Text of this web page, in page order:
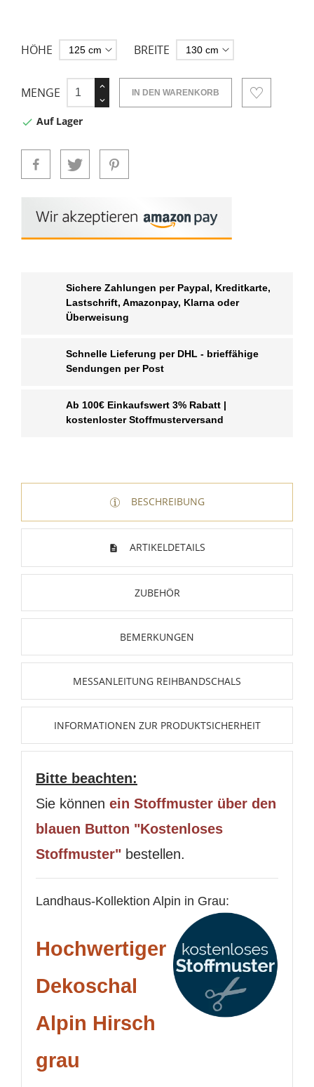
HÖHE BREITE
MENGE IN DEN WARENKORB
 Auf Lager
Sichere Zahlungen per Paypal, Kreditkarte,
Lastschrift, Amazonpay, Klarna oder
Überweisung
Schnelle Lieferung per DHL - brieffähige
Sendungen per Post
Ab 100€ Einkaufswert 3% Rabatt |
kostenloster Stoffmusterversand
BESCHREIBUNG
ARTIKELDETAILS
ZUBEHÖR
BEMERKUNGEN
MESSANLEITUNG REIHBANDSCHALS
INFORMATIONEN ZUR PRODUKTSICHERHEIT
Bitte beachten:
Sie können ein Stoffmuster über den
blauen Button "Kostenloses
Stoffmuster" bestellen.
Landhaus-Kollektion Alpin in Grau:
Hochwertiger
Dekoschal
Alpin Hirsch
grau